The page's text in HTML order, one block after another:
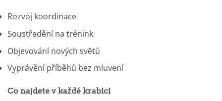
Rozvoj koordinace
Soustředění na trénink
Objevování nových světů
Vyprávění příběhů bez mluvení
Co najdete v každé krabici